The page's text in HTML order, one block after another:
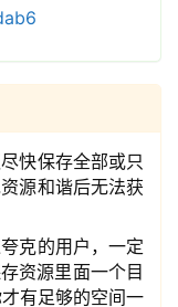
快保存全部或只
源和谐后无法获
克的用户，一定
资源里面一个目
有足够的空间一